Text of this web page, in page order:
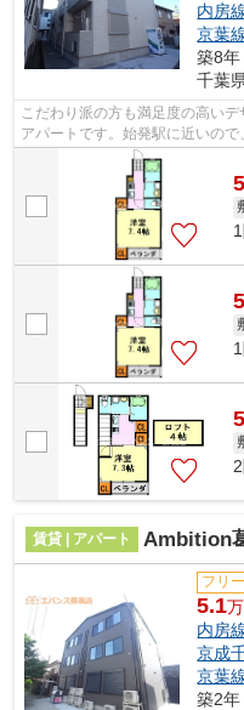
内房
京葉
築8
千葉
こだわり派の方も満足度の高い
アパートです。始発駅に近いの
す。ぜひ一度見ていただきたい、
賃貸 | アパート Ambition
フリ
5.1
内房
京成
京葉
築2年